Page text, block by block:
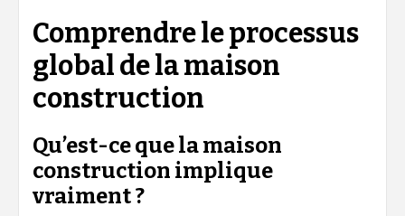
Comprendre le processus
global de la maison
construction
Qu’est-ce que la maison
construction implique
vraiment ?